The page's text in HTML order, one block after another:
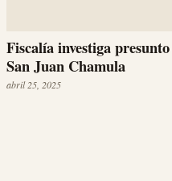
Fiscalía investiga
San Juan Chamula
abril 25, 2025